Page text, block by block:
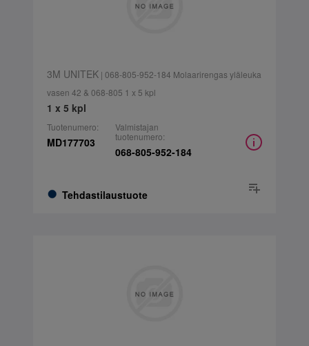
3M UNITEK| 068-805-952-184 Molaarirengas yläleuka
vasen 42 & 068-805 1 x 5 kpl
1 x 5 kpl
Tuotenumero:
MD177703
Tehdastilaustuote
Valmistajan
tuotenumero:
068-805-952-184